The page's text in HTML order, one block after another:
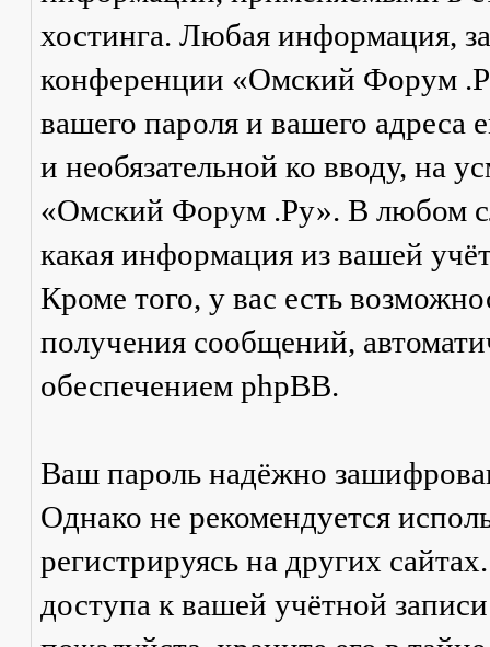
хостинга. Любая информация,
конференции «Омский Форум
вашего пароля и вашего адреса
и необязательной ко вводу, на
«Омский Форум .Ру». В любом
какая информация из вашей
Кроме того, у вас есть
получения сообщений,
обеспечением phpBB.
Ваш пароль надёжно
Однако не рекомендуется
регистрируясь на других
доступа к вашей учётной